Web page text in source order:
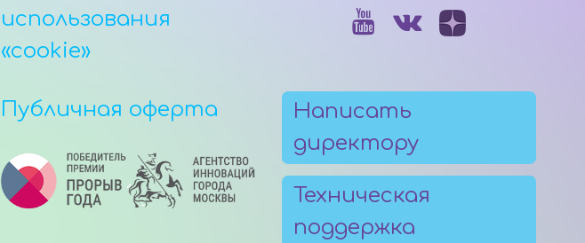
использования
«cookie»
Публичная оферта
Написать
директору
Техническая
поддержка